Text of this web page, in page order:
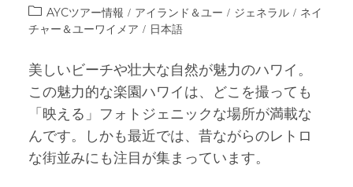
AYCツアー情報 / アイランド＆ユー / ジェネラル / ネイ
チャー＆ユーワイメア / 日本語
美しいビーチや壮大な自然が魅力のハワイ。
この魅力的な楽園ハワイは、どこを撮っても
「映える」フォトジェニックな場所が満載な
んです。しかも最近では、昔ながらのレトロ
な街並みにも注目が集まっています。